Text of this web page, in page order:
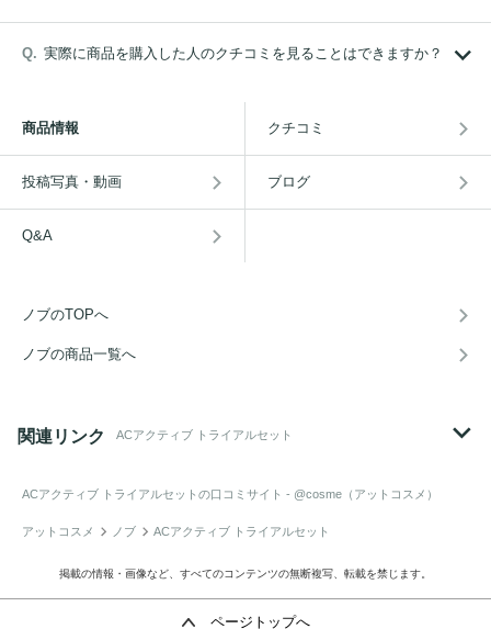
実際に商品を購入した人のクチコミを見ることはできますか？
商品情報 クチコミ
投稿写真・動画 ブログ
Q&A
ノブのTOPへ
ノブの商品一覧へ
関連リンク ACアクティブ トライアルセット
ACアクティブ トライアルセット の口コミサイト - @cosme（アットコスメ）
アットコスメ ノブ ACアクティブ トライアルセット
掲載の情報・画像など、すべてのコンテンツの無断複写、転載を禁じます。
ページトップへ